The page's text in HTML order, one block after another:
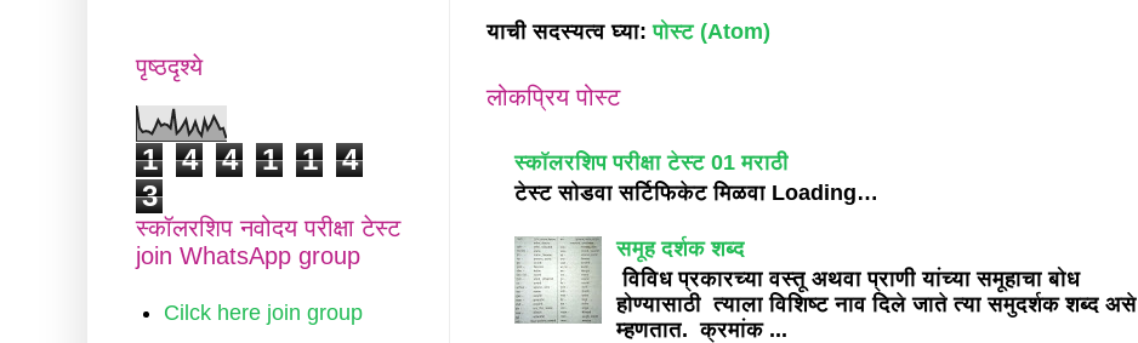
याची सदस्यत्व घ्या:पोस्ट (Atom)
लोकप्रिय पोस्ट
स्कॉलरशिप परीक्षा टेस्ट 01 मराठी
टेस्ट सोडवा सर्टिफिकेट मिळवा Loading…
समूह दर्शक शब्द
विविध प्रकारच्या वस्तू अथवा प्राणी यांच्या समूहाचा बोध
होण्यासाठी त्याला विशिष्ट नाव दिले जाते त्या समुदर्शक शब्द असे
म्हणतात. क्रमांक ...
पृष्ठदृश्ये
1 4 4 1 1
4
3
स्कॉलरशिप नवोदय परीक्षा टेस्ट
join WhatsApp group
Cilck here join group